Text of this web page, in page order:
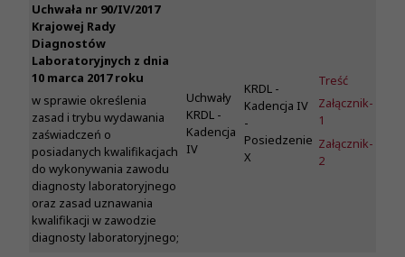
Uchwała nr 90/IV/2017
Krajowej Rady
Diagnostów
Laboratoryjnych z dnia
10 marca 2017 roku
w sprawie określenia
zasad i trybu wydawania
zaświadczeń o
posiadanych kwalifikacjach
do wykonywania zawodu
diagnosty laboratoryjnego
oraz zasad uznawania
kwalifikacji w zawodzie
diagnosty laboratoryjnego;
Uchwały
KRDL -
Kadencja
IV
KRDL -
Kadencja IV
-
Posiedzenie
X
Treść
Załącznik-
1
Załącznik-
2